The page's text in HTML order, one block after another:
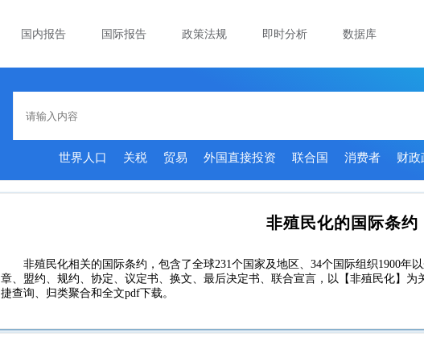
国内报告 国际报告 政策法规 即时分析 数据库
世界人口 关税 贸易 外国直接投资 联合国 消费者 财政
非殖民化的国际条约
非殖民化相关的国际条约，包含了全球231个国家及地区、34个国际组织1900年
章、盟约、规约、协定、议定书、换文、最后决定书、联合宣言，以【非殖民化】
捷查询、归类聚合和全文pdf下载。